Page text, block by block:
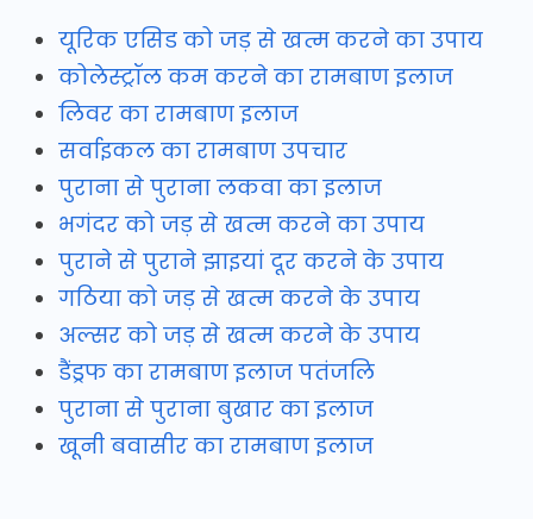
यूरिक एसिड को जड़ से खत्म करने का उपाय
कोलेस्ट्रॉल कम करने का रामबाण इलाज
लिवर का रामबाण इलाज
सर्वाइकल का रामबाण उपचार
पुराना से पुराना लकवा का इलाज
भगंदर को जड़ से खत्म करने का उपाय
पुराने से पुराने झाइयां दूर करने के उपाय
गठिया को जड़ से खत्म करने के उपाय
अल्सर को जड़ से खत्म करने के उपाय
डैंड्रफ का रामबाण इलाज पतंजलि
पुराना से पुराना बुखार का इलाज
खूनी बवासीर का रामबाण इलाज